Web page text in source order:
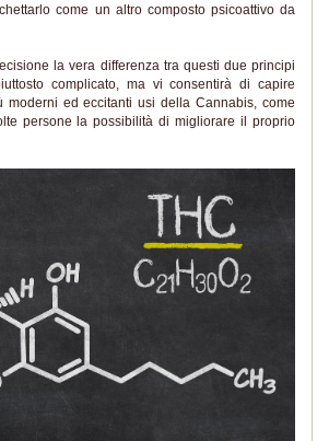
come un altro composto psicoattivo da
la vera differenza tra questi due principi
complicato, ma vi consentirà di capire
moderni ed eccitanti usi della Cannabis, come
persone la possibilità di migliorare il proprio